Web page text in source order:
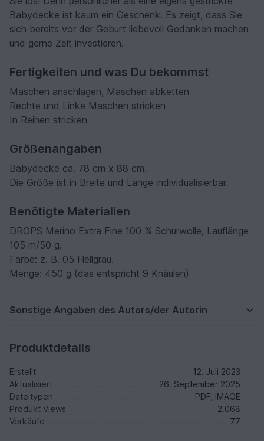
Babydecke ist kaum ein Geschenk. Es zeigt, dass Sie
sich bereits vor der Geburt liebevoll Gedanken machen
und gerne Zeit investieren.
Fertigkeiten und was Du bekommst
Maschen anschlagen, Maschen abketten
Rechte und Linke Maschen stricken
In Reihen stricken
Größenangaben
Babydecke ca. 78 cm x 88 cm.
Die Größe ist in Breite und Länge individualisierbar.
Benötigte Materialien
DROPS Merino Extra Fine 100 % Schurwolle, Lauflänge
105 m/50 g.
Farbe: z. B. 05 Hellgrau.
Menge: 450 g (das entspricht 9 Knäulen)
Sonstige Angaben des Autors/der Autorin
Produktdetails
Erstellt
12. Juli 2023
Aktualisiert
26. September 2025
Dateitypen
PDF, IMAGE
Produkt Views
2.068
Verkäufe
77